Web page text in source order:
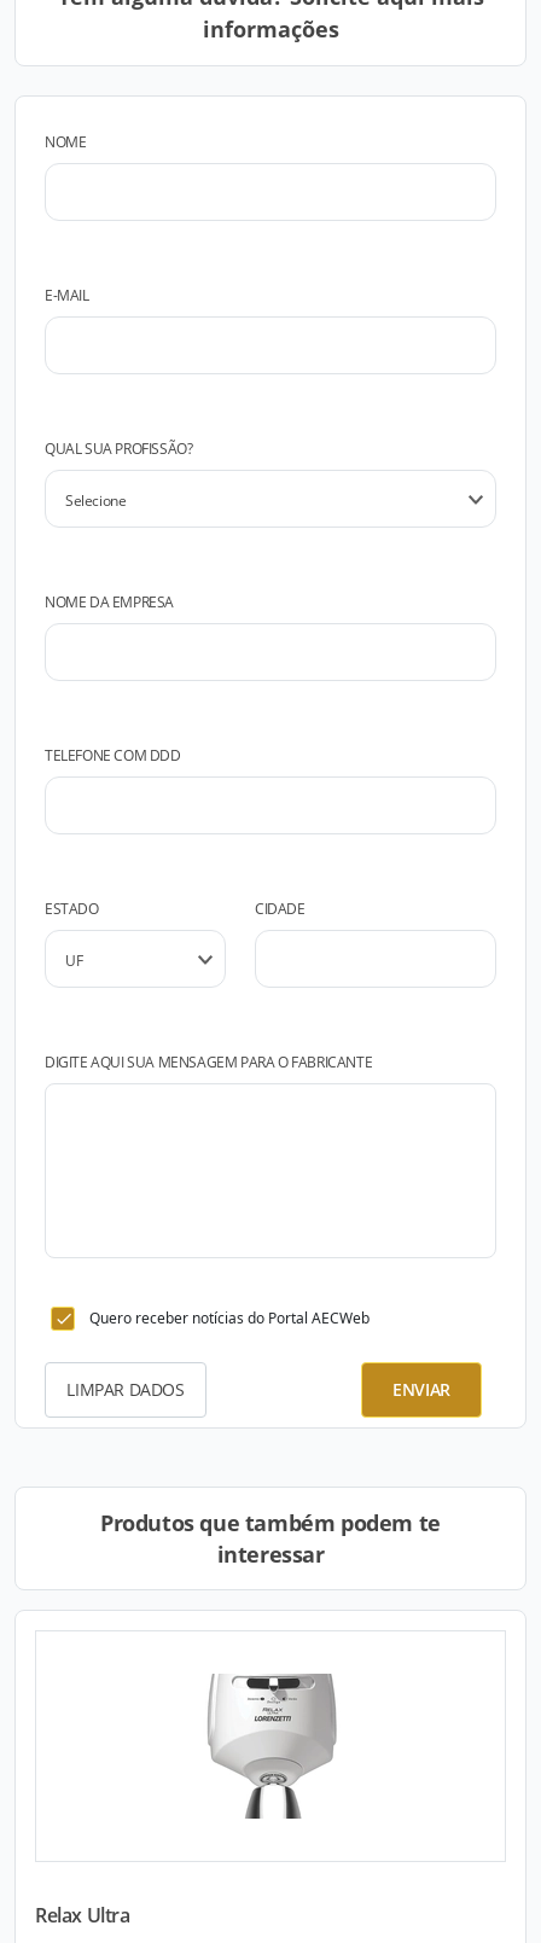
informações
NOME
E-MAIL
QUAL SUA PROFISSÃO?
NOME DA EMPRESA
TELEFONE COM DDD
ESTADO CIDADE
DIGITE AQUI SUA MENSAGEM PARA O FABRICANTE
Quero receber notícias do Portal AECWeb
LIMPAR DADOS ENVIAR
Produtos que também podem te
interessar
Relax Ultra